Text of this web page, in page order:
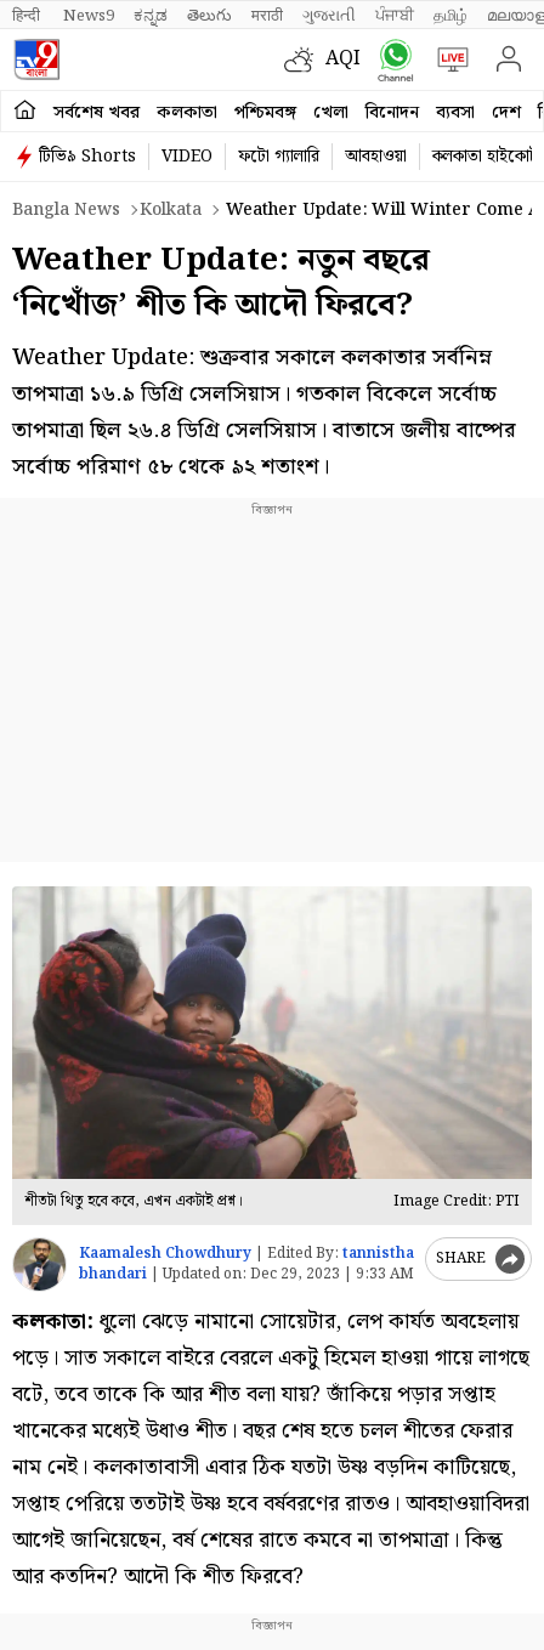
हिन्दी News9 ಕನ್ನಡ తెలుగు मराठी ગુજરાતી ਪੰਜਾਬੀ தமிழ்
AQI
সর্বশেষ খবর কলকাতা পশ্চিমবঙ্গ খেলা বিনোদন ব্যবসা দেশ
টিভি৯ Shorts VIDEO ফটো গ্যালারি আবহাওয়া
কলকাতা হাইকোর্ট
Bangla News
Kolkata Weather Update: Will Winter Come
Weather Update: নতুন বছরে
‘নিখোঁজ’ শীত কি আদৌ ফিরবে?
Weather Update: শুক্রবার সকালে কলকাতার সর্বনিম্ন
তাপমাত্রা ১৬.৯ ডিগ্রি সেলসিয়াস। গতকাল বিকেলে সর্বোচ্চ
তাপমাত্রা ছিল ২৬.৪ ডিগ্রি সেলসিয়াস। বাতাসে জলীয় বাষ্পের
সর্বোচ্চ পরিমাণ ৫৮ থেকে ৯২ শতাংশ।
শীতটা থিতু হবে কবে, এখন একটাই প্রশ্ন। Image Credit: PTI
Kaamalesh Chowdhury Edited By: tannistha
bhandari |Updated on: Dec 29, 2023 | 9:33 AM
SHARE
কলকাতা: ধুলো ঝেড়ে নামানো সোয়েটার, লেপ কার্যত অবহেলায়
পড়ে। সাত সকালে বাইরে বেরলে একটু হিমেল হাওয়া গায়ে লাগছে
বটে, তবে তাকে কি আর শীত বলা যায়? জাঁকিয়ে পড়ার সপ্তাহ
খানেকের মধ্যেই উধাও শীত। বছর শেষ হতে চলল শীতের ফেরার
নাম নেই। কলকাতাবাসী এবার ঠিক যতটা উষ্ণ বড়দিন কাটিয়েছে,
সপ্তাহ পেরিয়ে ততটাই উষ্ণ হবে বর্ষবরণের রাতও। আবহাওয়াবিদরা
আগেই জানিয়েছেন, বর্ষ শেষের রাতে কমবে না তাপমাত্রা। কিন্তু
আর কতদিন? আদৌ কি শীত ফিরবে?